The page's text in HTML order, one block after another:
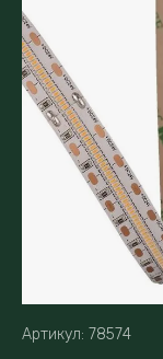
Артикул: 78574